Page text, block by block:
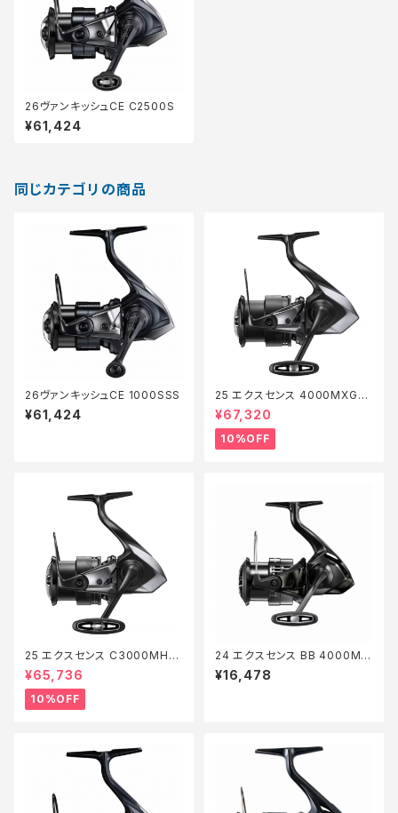
26ヴァンキッシュCE C2500S
¥61,424
同じカテゴリの商品
26ヴァンキッシュCE 1000SSS
¥61,424
25 エクスセンス 4000MXG
【継続セール_リール】【10】
¥67,320
10%OFF
25 エクスセンス C3000MHG
【継続セール_リール】【10】
¥65,736
10%OFF
24 エクスセンス BB 4000MH
G
¥16,478